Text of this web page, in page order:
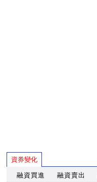
資券變化
融資買進 融資賣出